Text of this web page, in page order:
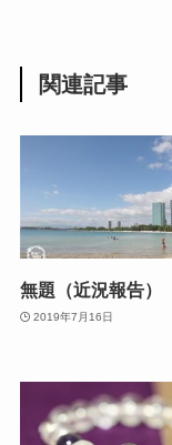
関連記事
無題（近況報告）
2019年7月16日